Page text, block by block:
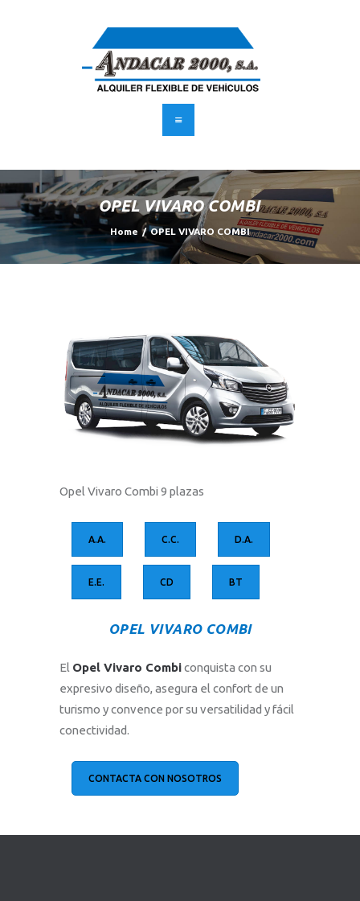
OPEL VIVARO COMBI
Home OPEL VIVARO COMBI
SUSCRÍBETE
BLOG
CONTACTO
UBICACIÓN
Opel Vivaro Combi 9 plazas
A.A. C.C. D.A.
E.E. CD BT
OPEL VIVARO COMBI
El Opel Vivaro Combiconquista con su
expresivo diseño, asegura el confort de un
turismo y convence por su versatilidad y fácil
conectividad.
CONTACTA CON NOSOTROS